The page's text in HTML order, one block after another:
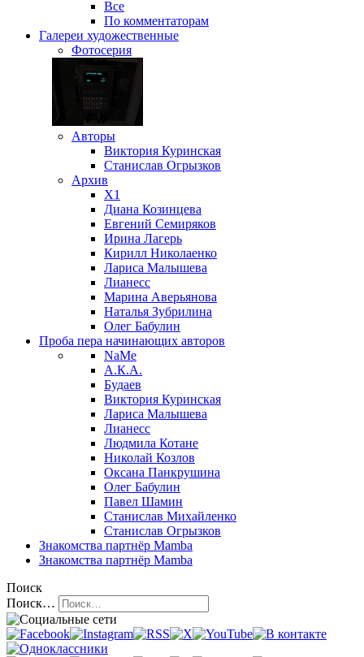
Все
По комментаторам
Галереи художественные
Фотосерия
Авторы
Виктория Куринская
Станислав Огрызков
Архив
X1
Диана Козинцева
Евгений Семиряков
Ирина Лагерь
Кирилл Николаенко
Лариса Малышева
Лианесс
Марина Аверьянова
Наталья Зубрилина
Олег Бабулин
Проба пера начинающих авторов
NaMe
А.К.А.
Будаев
Виктория Куринская
Лариса Малышева
Лианесс
Людмила Котане
Николай Козлов
Оксана Панкрушина
Олег Бабулин
Павел Шамин
Станислав Михайленко
Станислав Огрызков
Знакомства партнёр Mamba
Знакомства партнёр Mamba
Поиск
Поиск…